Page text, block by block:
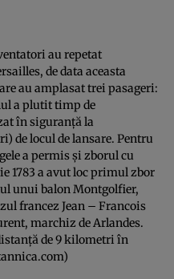
au repetat
de data aceasta
au amplasat trei pasageri:
a plutit timp de
în siguranță la
de locul de lansare. Pentru
a permis și zborul cu
1783 a avut loc primul zbor
unui balon Montgolfier,
francez Jean – Francois
marchiz de Arlandes.
de 9 kilometri în